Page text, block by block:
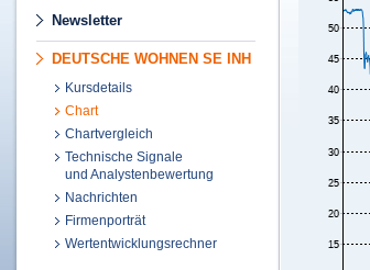
Newsletter
DEUTSCHE WOHNEN SE INH
Kursdetails
Chart
Chartvergleich
Technische Signale
und Analystenbewertung
Nachrichten
Firmenporträt
Wertentwicklungsrechner